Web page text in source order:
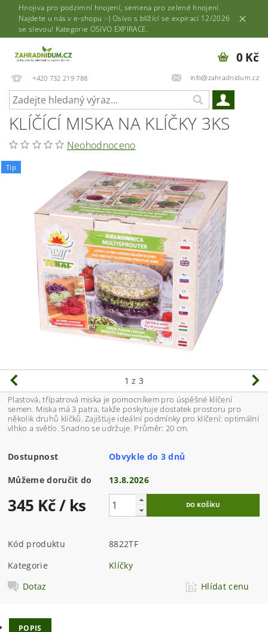
Hnojiva pro podzimní hnojení, semena pro zelené hnojení.
Najdete u nás v e-shopu :-) Osivo s blížící se expirací 12/2026
se slevou! Kategorie OSIVO EXPIRACE.
+420 732 219 788 info@zahradnidum.cz
0 Kč
KLÍČÍCÍ MISKA NA KLÍČKY 3KS
Neohodnoceno
Tip
1 z 3
Plastová, třípatrová miska je pomocníkem pro úspěšné klíčení
semen. Miska má 3 patra, takže poskytuje dostatek prostoru pro
několik druhů klíčků. Zajišťuje ideální podmínky pro klíčení: optimální
vlhko a světlo. Snadno se udržuje. Průměr: 20 cm.
Dostupnost Obvykle do 3 dnů
Můžeme doručit do 13.8.2026
345 Kč/ ks
Kód produktu
8822TF
Kategorie
Klíčky
Dotaz
Hlídat cenu
POPIS